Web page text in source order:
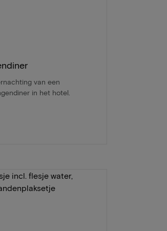
van een
in het hotel.